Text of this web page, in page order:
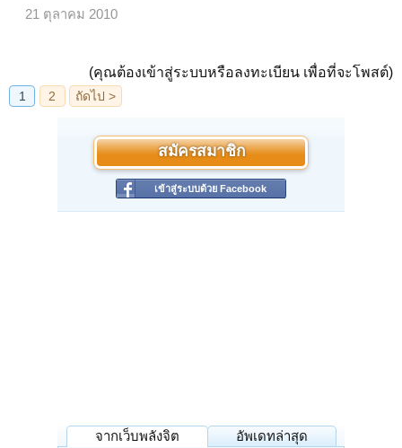
21 ตุลาคม 2010
(คุณต้องเข้าสู่ระบบหรือลงทะเบียน เพื่อที่จะโพสต์)
สมัครสมาชิก
เข้าสู่ระบบด้วย Facebook
จากเว็บพลังจิต อัพเดทล่าสุด